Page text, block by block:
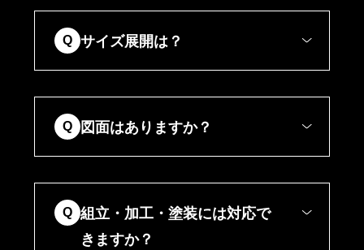
Q サイズ展開は？
Q 図面はありますか？
Q
組立・加工・塗装には対応で
きますか？